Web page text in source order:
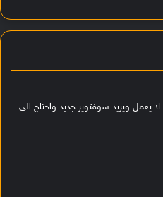
يعمل ويريد سوفتوير جديد واحتاج الى